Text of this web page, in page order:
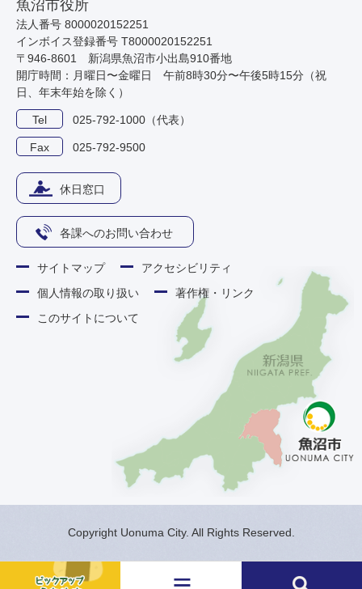
魚沼市役所
法人番号 8000020152251
インボイス登録番号 T8000020152251
〒946-8601 新潟県魚沼市小出島910番地
開庁時間：月曜日〜金曜日 午前8時30分〜午後5時15分（祝
日、年末年始を除く）
Tel 025-792-1000（代表）
Fax 025-792-9500
休日窓口
各課へのお問い合わせ
サイトマップ
アクセシビリティ
個人情報の取り扱い
著作権・リンク
このサイトについて
Copyright Uonuma City. All Rights Reserved.